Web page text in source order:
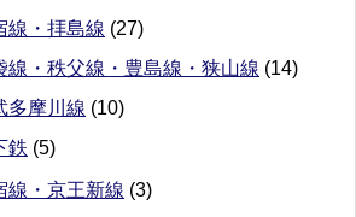
線・拝島線 (27)
線・秩父線・豊島線・狭山線 (14)
多摩川線 (10)
鉄 (5)
線・京王新線 (3)